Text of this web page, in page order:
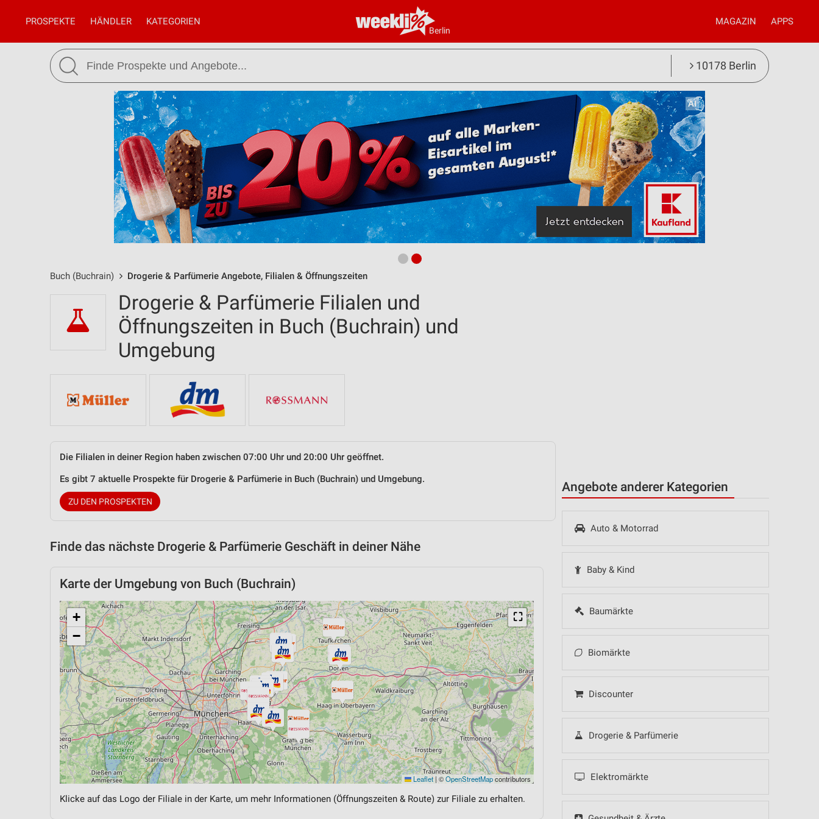
Berlin
PROSPEKTE HÄNDLER KATEGORIEN MAGAZIN APPS
10178 Berlin
Buch (Buchrain) Drogerie & Parfümerie Angebote, Filialen & Öffnungszeiten
Angebote anderer Kategorien
Auto & Motorrad
Baby & Kind
Baumärkte
Biomärkte
Discounter
Drogerie & Parfümerie
Elektromärkte
Drogerie & Parfümerie Filialen und
Öffnungszeiten in Buch (Buchrain) und
Umgebung
Die Filialen in deiner Region haben zwischen 07:00 Uhr und 20:00 Uhr geöffnet.
Es gibt 7 aktuelle Prospekte für Drogerie & Parfümerie in Buch (Buchrain) und Umgebung.
ZU DEN PROSPEKTEN
Finde das nächste Drogerie & Parfümerie Geschäft in deiner Nähe
Karte der Umgebung von Buch (Buchrain)
⛶
+
−
Leaflet | ©OpenStreetMapcontributors
Klicke auf das Logo der Filiale in der Karte, um mehr Informationen (Öffnungszeiten & Route) zur Filiale zu erhalten.